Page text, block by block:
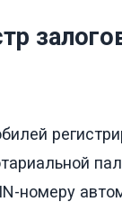
номеру